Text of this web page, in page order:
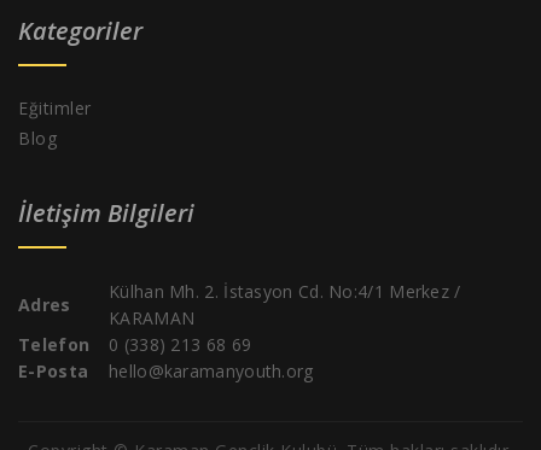
Kategoriler
Eğitimler
Blog
İletişim Bilgileri
Adres
Külhan Mh. 2. İstasyon Cd. No:4/1 Merkez /
KARAMAN
Telefon
0 (338) 213 68 69
E-Posta
hello@karamanyouth.org